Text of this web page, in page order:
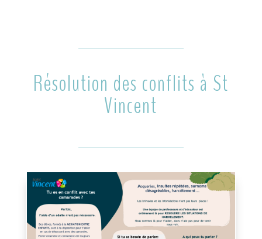
Résolution des conflits à St
Vincent